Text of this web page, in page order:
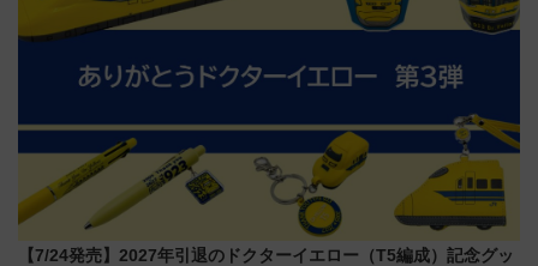
【7/24発売】2027年引退のドクターイエロー（T5編成）記念グッ